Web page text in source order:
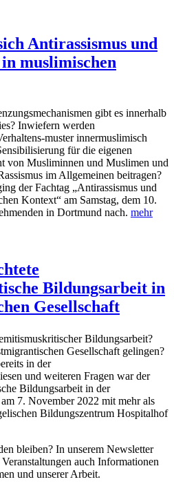
Antirassismus und
muslimischen
gibt es innerhalb
Inwiefern werden
muster innermuslimisch
für die eigenen
von Musliminnen und Muslimen und
im Allgemeinen beitragen?
der Fachtag „Antirassismus und
Kontext“ am Samstag, dem 10.
in Dortmund nach. mehr
Bildungsarbeit in
Gesellschaft
Bildungsarbeit?
Gesellschaft gelingen?
in der
und weiteren Fragen war der
Bildungsarbeit in der
7. November 2022 mit mehr als
Bildungszentrum Hospitalhof
bleiben? In unserem Newsletter
auch Informationen
und unserer Arbeit.